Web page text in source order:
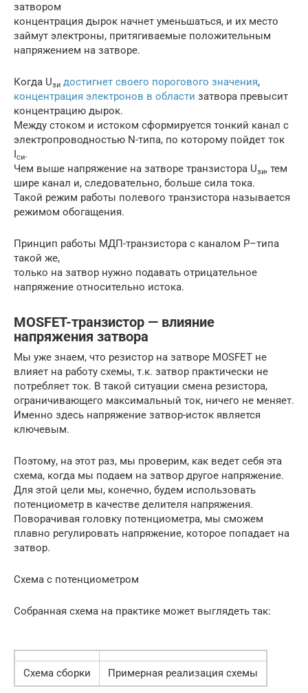
затвором
концентрация дырок начнет уменьшаться, и их место
займут электроны, притягиваемые положительным
напряжением на затворе.
Когда Uзи достигнет своего порогового значения,
концентрация электронов в области затвора превысит
концентрацию дырок.
Между стоком и истоком сформируется тонкий канал с
электропроводностью N-типа, по которому пойдет ток
Iси.
Чем выше напряжение на затворе транзистора Uзи, тем
шире канал и, следовательно, больше сила тока.
Такой режим работы полевого транзистора называется
режимом обогащения.
Принцип работы МДП-транзистора с каналом P–типа
такой же,
только на затвор нужно подавать отрицательное
напряжение относительно истока.
MOSFET-транзистор — влияние
напряжения затвора
Мы уже знаем, что резистор на затворе MOSFET не
влияет на работу схемы, т.к. затвор практически не
потребляет ток. В такой ситуации смена резистора,
ограничивающего максимальный ток, ничего не меняет.
Именно здесь напряжение затвор-исток является
ключевым.
Поэтому, на этот раз, мы проверим, как ведет себя эта
схема, когда мы подаем на затвор другое напряжение.
Для этой цели мы, конечно, будем использовать
потенциометр в качестве делителя напряжения.
Поворачивая головку потенциометра, мы сможем
плавно регулировать напряжение, которое попадает на
затвор.
Схема с потенциометром
Собранная схема на практике может выглядеть так:
Схема сборки Примерная реализация схемы